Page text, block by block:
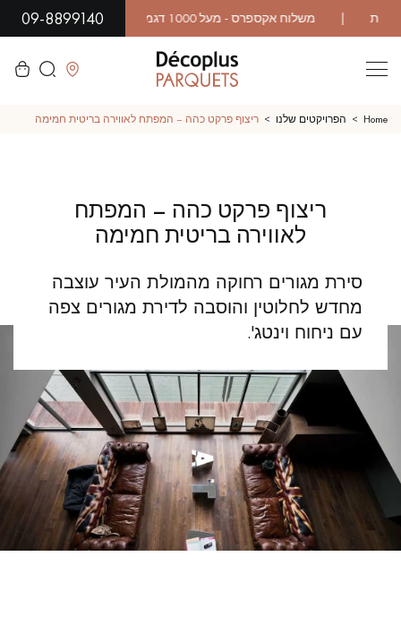
09-8899140
לסגור
פרקט גושני פרקט רב שכבתי
פרקט עץ אקזוטי פרקט לכה
פרקט מיושן פרקט עץ אלון מעושן
פרקט לוחות רחבים פרקט עץ אלון
אביזרי לפרקט
Home הפרויקטים שלנו ריצוף פרקט כהה – המפתח לאווירה בריטית חמימה
ריצוף פרקט כהה – המפתח
לאווירה בריטית חמימה
סירת מגורים רחוקה מהמולת העיר עוצבה
מחדש לחלוטין והוסבה לדירת מגורים צפה
עם ניחוח וינטג'.